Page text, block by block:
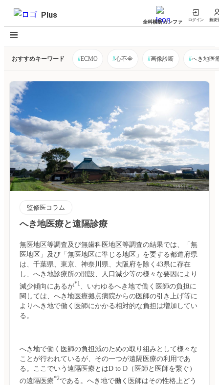
Plus
全科横断カンファ ログイン 新規
おすすめキーワード #ECMO #心不全 #画像診断 #へき地医
監修医コラム
へき地医療と遠隔診療
無医地区等調査及び無歯科医地区等調査の結果では、「無
医地区」及び「無医地区に準じる地区」を要する都道府県
は、千葉県、東京、神奈川県、大阪府を除く43県に存在
し、へき地診療所の開設、人口減少等の様々な要因により
減少傾向にあるが*1、いわゆるへき地で働く医師の負担に
関しては、へき地医療拠点病院からの医師の引き上げ等に
よりへき地で働く医師にかかる相対的な負担は増加してい
る。
へき地で働く医師の負担減のための取り組みとして様々な
ことが行われているが、その一つが遠隔医療の利用であ
る。ここでいう遠隔医療とはD to D（医師と医師を繋ぐ）
の遠隔医療*2である。へき地で働く医師はその性格上どう